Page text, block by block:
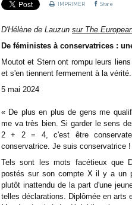
IMPRIMER Share
D'Hélène de Lauzun sur The
De féministes à conservatrices :
Moutot et Stern ont rompu leurs
et s'en tiennent fermement à la vérité.
5 mai 2024
« De plus en plus de gens me
me va très bien. Si garder le sens
2 + 2 = 4, c'est être
conservatrice. Je suis conservatrice
Tels sont les mots facétieux que
postés sur son compte X il y a un
plutôt inattendu de la part d'une
telles déclarations. Diplômée en arts